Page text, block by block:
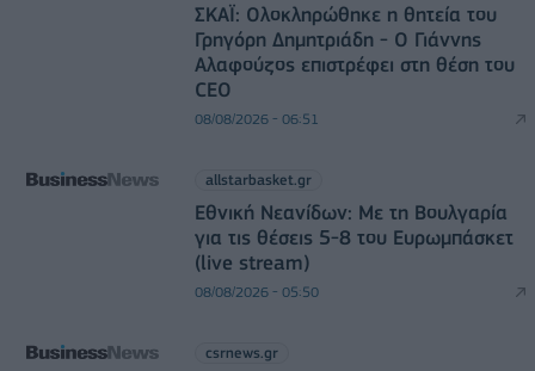
ΣΚΑΪ: Ολοκληρώθηκε η θητεία του
Γρηγόρη Δημητριάδη - Ο Γιάννης
Αλαφούζος επιστρέφει στη θέση του
CEO
08/08/2026 - 06:51
allstarbasket.gr
Εθνική Νεανίδων: Με τη Βουλγαρία
για τις θέσεις 5-8 του Ευρωμπάσκετ
(live stream)
08/08/2026 - 05:50
csrnews.gr